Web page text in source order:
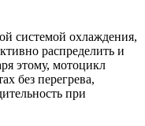
системой охлаждения,
распределить и
этому, мотоцикл
без перегрева,
при